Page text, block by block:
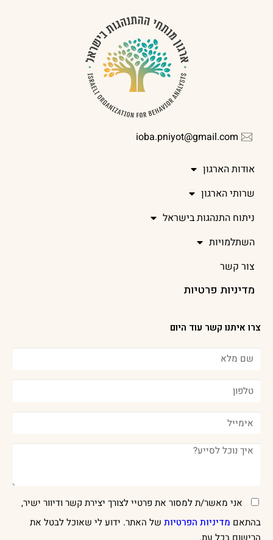
ioba.pniyot@gmail.com
אודות הארגון
שרותי הארגון
ניתוח התנהגות בישראל
השתלמויות
צור קשר
מדיניות פרטיות
צרו איתנו קשר עוד היום
אני מאשר/ת למסור את פרטיי לצורך יצירת קשר ודיוור ישיר,
בהתאם מדיניות הפרטיות של האתר. ידוע לי שאוכל לבטל את